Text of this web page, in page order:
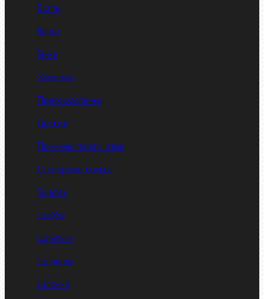
Болты
Винты
Гайки
Заклепки
Пресс-масленки
Пробки
Пружины тарельчатые
Стопорные кольца
Такелаж
Шайбы
Шпильки
Шплинты
Шпонки